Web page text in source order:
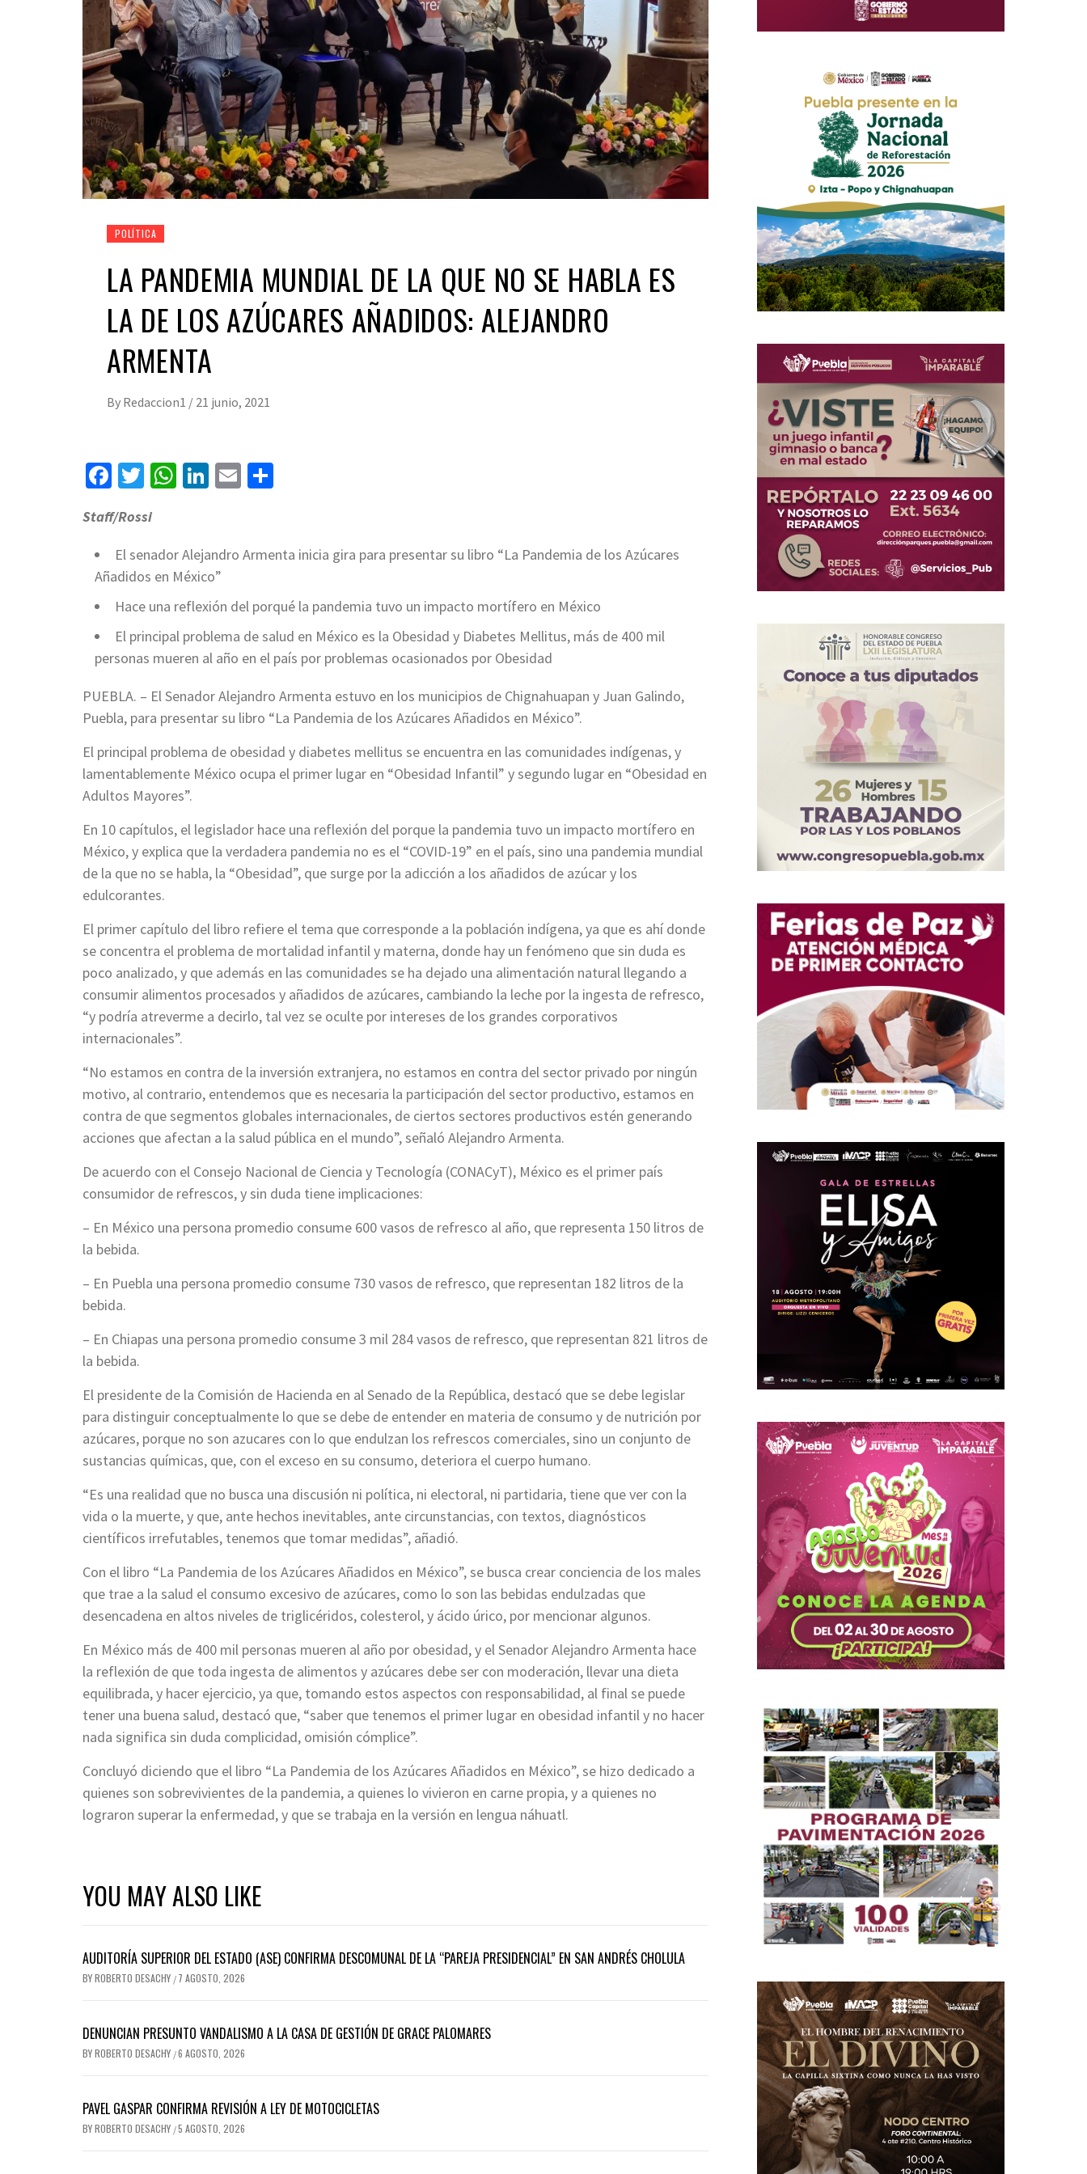
POLÍTICA
LA PANDEMIA MUNDIAL DE LA QUE NO SE HABLA ES
LA DE LOS AZÚCARES AÑADIDOS: ALEJANDRO
ARMENTA
By Redaccion1 / 21 junio, 2021
Facebook
Twitter
WhatsApp
LinkedIn
Email
Staff/Rossi
El senador Alejandro Armenta inicia gira para presentar su libro “La Pandemia de los Azúcares
Añadidos en México”
Hace una reflexión del porqué la pandemia tuvo un impacto mortífero en México
El principal problema de salud en México es la Obesidad y Diabetes Mellitus, más de 400 mil
personas mueren al año en el país por problemas ocasionados por Obesidad
PUEBLA. – El Senador Alejandro Armenta estuvo en los municipios de Chignahuapan y Juan Galindo,
Puebla, para presentar su libro “La Pandemia de los Azúcares Añadidos en México”.
El principal problema de obesidad y diabetes mellitus se encuentra en las comunidades indígenas, y
lamentablemente México ocupa el primer lugar en “Obesidad Infantil” y segundo lugar en “Obesidad en
Adultos Mayores”.
En 10 capítulos, el legislador hace una reflexión del porque la pandemia tuvo un impacto mortífero en
México, y explica que la verdadera pandemia no es el “COVID-19” en el país, sino una pandemia mundial
de la que no se habla, la “Obesidad”, que surge por la adicción a los añadidos de azúcar y los
edulcorantes.
El primer capítulo del libro refiere el tema que corresponde a la población indígena, ya que es ahí donde
se concentra el problema de mortalidad infantil y materna, donde hay un fenómeno que sin duda es
poco analizado, y que además en las comunidades se ha dejado una alimentación natural llegando a
consumir alimentos procesados y añadidos de azúcares, cambiando la leche por la ingesta de refresco,
“y podría atreverme a decirlo, tal vez se oculte por intereses de los grandes corporativos
internacionales”.
“No estamos en contra de la inversión extranjera, no estamos en contra del sector privado por ningún
motivo, al contrario, entendemos que es necesaria la participación del sector productivo, estamos en
contra de que segmentos globales internacionales, de ciertos sectores productivos estén generando
acciones que afectan a la salud pública en el mundo”, señaló Alejandro Armenta.
De acuerdo con el Consejo Nacional de Ciencia y Tecnología (CONACyT), México es el primer país
consumidor de refrescos, y sin duda tiene implicaciones:
– En México una persona promedio consume 600 vasos de refresco al año, que representa 150 litros de
la bebida.
– En Puebla una persona promedio consume 730 vasos de refresco, que representan 182 litros de la
bebida.
– En Chiapas una persona promedio consume 3 mil 284 vasos de refresco, que representan 821 litros de
la bebida.
El presidente de la Comisión de Hacienda en al Senado de la República, destacó que se debe legislar
para distinguir conceptualmente lo que se debe de entender en materia de consumo y de nutrición por
azúcares, porque no son azucares con lo que endulzan los refrescos comerciales, sino un conjunto de
sustancias químicas, que, con el exceso en su consumo, deteriora el cuerpo humano.
“Es una realidad que no busca una discusión ni política, ni electoral, ni partidaria, tiene que ver con la
vida o la muerte, y que, ante hechos inevitables, ante circunstancias, con textos, diagnósticos
científicos irrefutables, tenemos que tomar medidas”, añadió.
Con el libro “La Pandemia de los Azúcares Añadidos en México”, se busca crear conciencia de los males
que trae a la salud el consumo excesivo de azúcares, como lo son las bebidas endulzadas que
desencadena en altos niveles de triglicéridos, colesterol, y ácido úrico, por mencionar algunos.
En México más de 400 mil personas mueren al año por obesidad, y el Senador Alejandro Armenta hace
la reflexión de que toda ingesta de alimentos y azúcares debe ser con moderación, llevar una dieta
equilibrada, y hacer ejercicio, ya que, tomando estos aspectos con responsabilidad, al final se puede
tener una buena salud, destacó que, “saber que tenemos el primer lugar en obesidad infantil y no hacer
nada significa sin duda complicidad, omisión cómplice”.
Concluyó diciendo que el libro “La Pandemia de los Azúcares Añadidos en México”, se hizo dedicado a
quienes son sobrevivientes de la pandemia, a quienes lo vivieron en carne propia, y a quienes no
lograron superar la enfermedad, y que se trabaja en la versión en lengua náhuatl.
YOU MAY ALSO LIKE
AUDITORÍA SUPERIOR DEL ESTADO (ASE) CONFIRMA DESCOMUNAL DE LA “PAREJA PRESIDENCIAL” EN SAN ANDRÉS CHOLULA
BYROBERTO DESACHY / 7 AGOSTO, 2026
DENUNCIAN PRESUNTO VANDALISMO A LA CASA DE GESTIÓN DE GRACE PALOMARES
BYROBERTO DESACHY /6 AGOSTO, 2026
PAVEL GASPAR CONFIRMA REVISIÓN A LEY DE MOTOCICLETAS
BYROBERTO DESACHY /5 AGOSTO, 2026